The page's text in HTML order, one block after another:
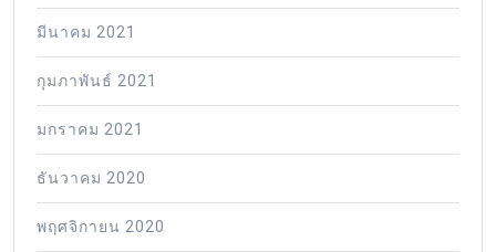
มีนาคม 2021
กุมภาพันธ์ 2021
มกราคม 2021
ธันวาคม 2020
พฤศจิกายน 2020